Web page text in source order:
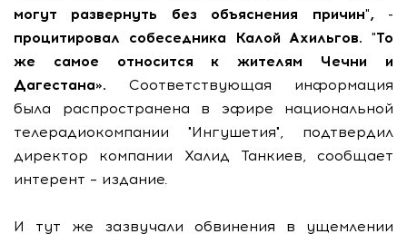
могут развернуть без объяснения причин", -
процитировал собеседника Калой Ахильгов. "То
же самое относится к жителям Чечни и
Дагестана». Соответствующая информация
была распространена в эфире национальной
телерадиокомпании "Ингушетия", подтвердил
директор компании Халид Танкиев, сообщает
интерент – издание.
И тут же зазвучали обвинения в ущемлении